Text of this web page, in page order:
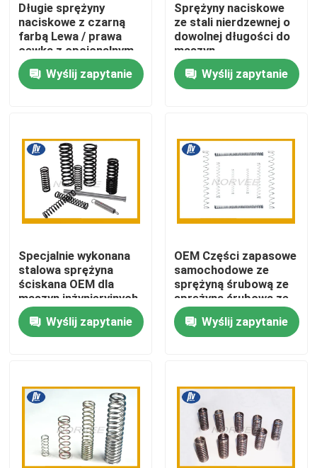
Dom
O nas
Wycieczka po fabryce
Skontaktuj się z nami
Poprosić o wycenę
Płaska spiralna sprężyna
Sprężyna spiralna skrętna
Długie sprężyny
naciskowe z czarną
farbą Lewa / prawa
cewka z opcjonalnym
materiałem
Wyślij zapytanie
Sprężyny naciskowe
ze stali nierdzewnej o
dowolnej długości do
maszyn
przemysłowych
Wyślij zapytanie
Specjalnie wykonana
stalowa sprężyna
ściskana OEM dla
maszyn inżynieryjnych
Wyślij zapytanie
OEM Części zapasowe
samochodowe ze
sprężyną śrubową ze
sprężyną śrubową ze
stali węglowej
Wyślij zapytanie